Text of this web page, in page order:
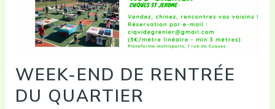
WEEK-END DE RENTRÉE
DU QUARTIER